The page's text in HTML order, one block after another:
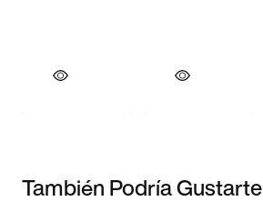
También Podría Gustarte